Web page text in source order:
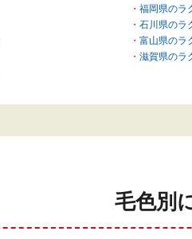
福岡県のラ
石川県のラ
富山県のラ
滋賀県のラ
毛色別